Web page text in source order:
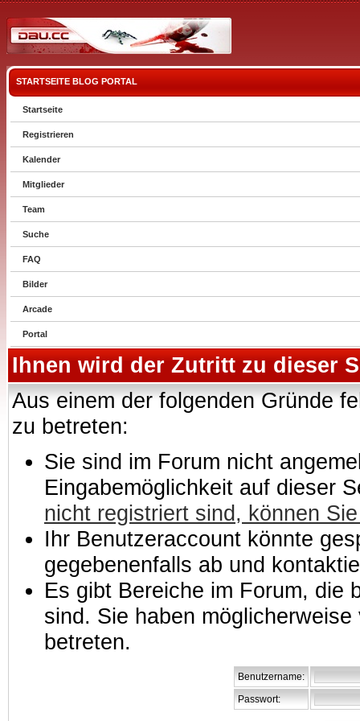
STARTSEITE BLOG PORTAL
Startseite
Registrieren
Kalender
Mitglieder
Team
Suche
FAQ
Bilder
Arcade
Portal
Ihnen wird der Zutritt zu dieser
Aus einem der folgenden Gründe
zu betreten:
Sie sind im Forum nicht
Eingabemöglichkeit auf dieser
nicht registriert sind, können
Ihr Benutzeraccount könnte
gegebenenfalls ab und
Es gibt Bereiche im Forum, die
sind. Sie haben
betreten.
Benutzername:
Passwort: